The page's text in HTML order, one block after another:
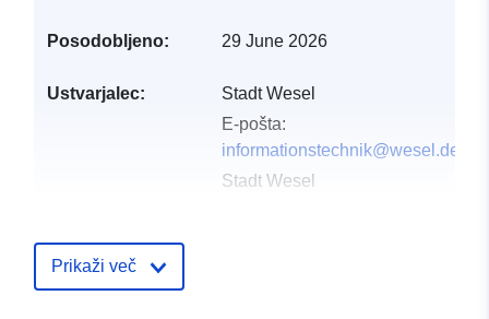
Posodobljeno: 29 June 2026
Ustvarjalec:
Stadt Wesel
E-pošta:
informationstechnik@wesel.de
Stadt Wesel
Ciljna stran:
Prikaži več